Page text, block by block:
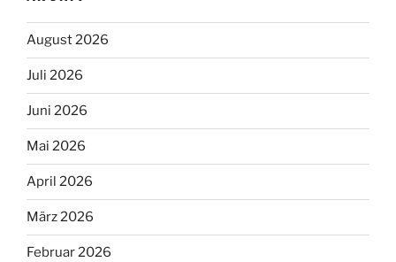
August 2026
Juli 2026
Juni 2026
Mai 2026
April 2026
März 2026
Februar 2026